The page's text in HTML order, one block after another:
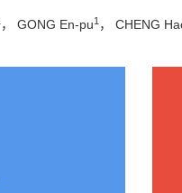
， GONG En-pu1 ， CHENG